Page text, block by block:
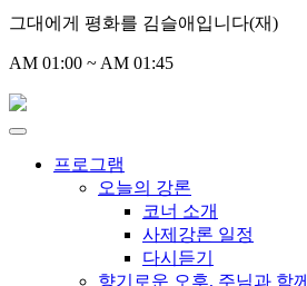
그대에게 평화를 김슬애입니다(재)
AM 01:00 ~ AM 01:45
프로그램
오늘의 강론
코너 소개
사제강론 일정
다시듣기
향기로운 오후, 주님과 함께